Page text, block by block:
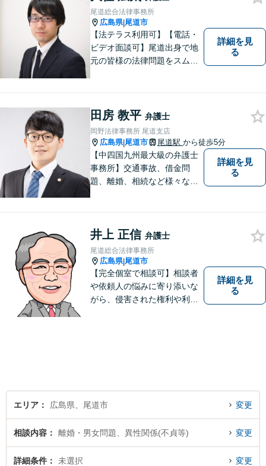
尾道総合法律事務所
広島県|尾道市
【法テラス利用可】【電話・
ビデオ面談可】尾道出身で地
元の皆様の法律問題をスムー
気配り、親身な対応がモット
ーで、様々な分野における法
的サービスを提供いたしま
す。
詳細を見
る
田房 教平 弁護士
岡野法律事務所 尾道支店
広島県|尾道市 尾道駅 から徒歩5分
【中四国九州最大級の弁護士
事務所】交通事故、借金問
題、離婚、相続など様々な問
い！
詳細を見
る
井上 正信 弁護士
尾道総合法律事務所
広島県|尾道市
【完全個室で相談可】相談者
や依頼人の悩みに寄り添いな
がら、侵害された権利や利益
詳細を見
る
エリア 広島県、尾道市 変更
相談内容 離婚・男女問題、異性関係(不貞等) 変更
詳細条件 未選択 変更